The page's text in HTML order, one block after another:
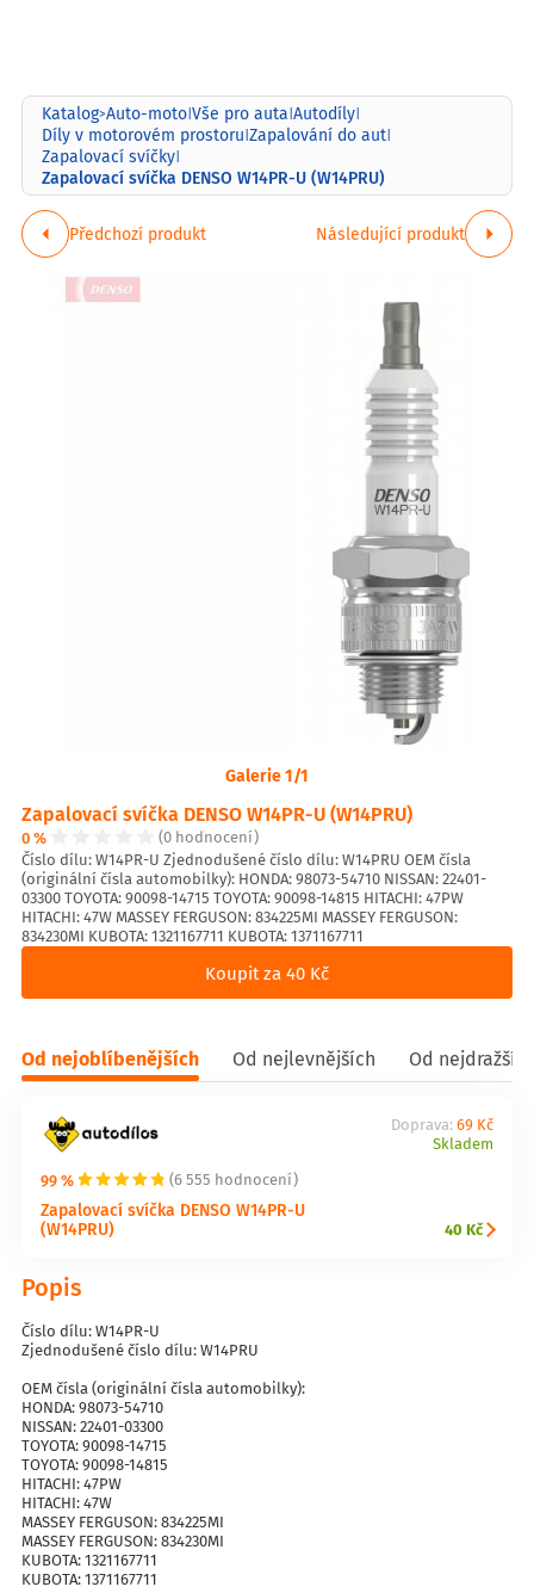
Katalog>Auto-moto|Vše pro auta|Autodíly|
Díly v motorovém prostoru|Zapalování do aut|
Zapalovací svíčky|
Zapalovací svíčka DENSO W14PR-U (W14PRU)
Předchozí produkt Následující produkt
Galerie 1/1
Zapalovací svíčka DENSO W14PR-U (W14PRU)
0 %
(0 hodnocení)
Číslo dílu: W14PR-U Zjednodušené číslo dílu: W14PRU OEM čísla
(originální čísla automobilky): HONDA: 98073-54710 NISSAN: 22401-
03300 TOYOTA: 90098-14715 TOYOTA: 90098-14815 HITACHI: 47PW
HITACHI: 47W MASSEY FERGUSON: 834225MI MASSEY FERGUSON:
834230MI KUBOTA: 1321167711 KUBOTA: 1371167711
Koupit za 40 Kč
Od nejoblíbenějších Od nejlevnějších Od
99 % (6 555 hodnocení)
Zapalovací svíčka DENSO W14PR-U
(W14PRU)
Doprava: 69 Kč
Skladem
40 Kč
Popis
Číslo dílu: W14PR-U
Zjednodušené číslo dílu: W14PRU
OEM čísla (originální čísla automobilky):
HONDA: 98073-54710
NISSAN: 22401-03300
TOYOTA: 90098-14715
TOYOTA: 90098-14815
HITACHI: 47PW
HITACHI: 47W
MASSEY FERGUSON: 834225MI
MASSEY FERGUSON: 834230MI
KUBOTA: 1321167711
KUBOTA: 1371167711